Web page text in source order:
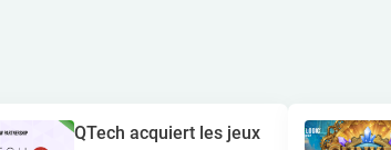
QTech acquiert les jeux